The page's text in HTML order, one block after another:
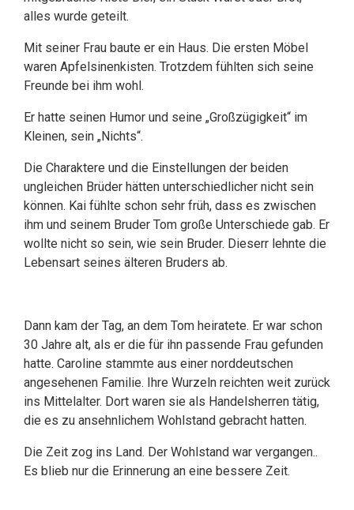
alles wurde geteilt.
Mit seiner Frau baute er ein Haus. Die ersten Möbel
waren Apfelsinenkisten. Trotzdem fühlten sich seine
Freunde bei ihm wohl.
Er hatte seinen Humor und seine „Großzügigkeit“ im
Kleinen, sein „Nichts“.
Die Charaktere und die Einstellungen der beiden
ungleichen Brüder hätten unterschiedlicher nicht sein
können. Kai fühlte schon sehr früh, dass es zwischen
ihm und seinem Bruder Tom große Unterschiede gab. Er
wollte nicht so sein, wie sein Bruder. Dieserr lehnte die
Lebensart seines älteren Bruders ab.
Dann kam der Tag, an dem Tom heiratete. Er war schon
30 Jahre alt, als er die für ihn passende Frau gefunden
hatte. Caroline stammte aus einer norddeutschen
angesehenen Familie. Ihre Wurzeln reichten weit zurück
ins Mittelalter. Dort waren sie als Handelsherren tätig,
die es zu ansehnlichem Wohlstand gebracht hatten.
Die Zeit zog ins Land. Der Wohlstand war vergangen..
Es blieb nur die Erinnerung an eine bessere Zeit.